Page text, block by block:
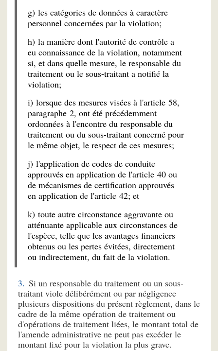
g) les catégories de données à caractère
personnel concernées par la violation;
h) la manière dont l'autorité de contrôle a
eu connaissance de la violation, notamment
si, et dans quelle mesure, le responsable du
traitement ou le sous-traitant a notifié la
violation;
i) lorsque des mesures visées à l'article 58,
paragraphe 2, ont été précédemment
ordonnées à l'encontre du responsable du
traitement ou du sous-traitant concerné pour
le même objet, le respect de ces mesures;
j) l'application de codes de conduite
approuvés en application de l'article 40 ou
de mécanismes de certification approuvés
en application de l'article 42; et
k) toute autre circonstance aggravante ou
atténuante applicable aux circonstances de
l'espèce, telle que les avantages financiers
obtenus ou les pertes évitées, directement
ou indirectement, du fait de la violation.
Si un responsable du traitement ou un sous-
traitant viole délibérément ou par négligence
plusieurs dispositions du présent règlement, dans le
cadre de la même opération de traitement ou
d'opérations de traitement liées, le montant total de
l'amende administrative ne peut pas excéder le
montant fixé pour la violation la plus grave.